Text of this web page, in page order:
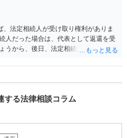
法定相続人が受け取り権利がありま
人だった場合は、代表として返還を受
うから、後日、法定相続分に基づいて
する法律相談コラム